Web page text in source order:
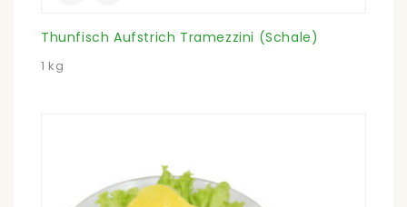
Thunfisch Aufstrich Tramezzini (Schale)
1 kg